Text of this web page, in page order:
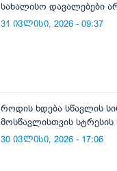
სახალისო დავალებები
31 ივლისი, 2026 - 09:37
როდის ხდება სწავლის
მოსწავლისთვის
30 ივლისი, 2026 - 17:06